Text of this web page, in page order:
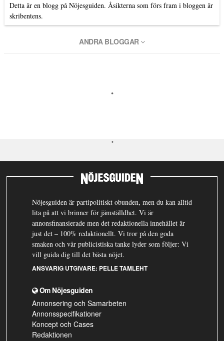
Detta är en blogg på Nöjesguiden. Åsikterna som förs fram i bloggen är
skribentens.
ANDRA BLOGGAR
Nöjesguiden är partipolitiskt obunden, men du kan alltid
lita på att vi brinner för jämställdhet. Vi är
annonsfinansierade men det redaktionella innehållet är
just det – 100% redaktionellt. Vi tror på den goda
smaken och vår publicistiska tanke lyder som följer: Vi
vill guida dig till det bästa nöjet.
ANSVARIG UTGIVARE: PELLE TAMLEHT
Om Nöjesguiden
Annonsering och Samarbeten
Annonsspecifikationer
Koncept och Cases
Redaktionen